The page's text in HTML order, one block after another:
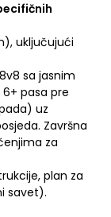
uključujući
sa jasnim
pasa pre
uz
Završna
za
plan za
savet).